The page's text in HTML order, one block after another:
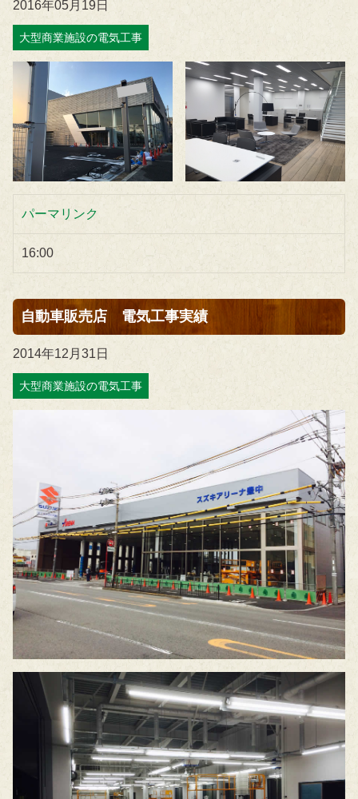
2016年05月19日
大型商業施設の電気工事
パーマリンク
16:00
自動車販売店 電気工事実績
2014年12月31日
大型商業施設の電気工事